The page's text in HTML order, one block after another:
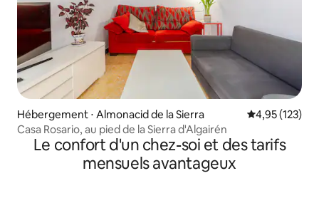
Hébergement ⋅ Almonacid de la Sierra Évaluation
4,95 (123)
Casa Rosario, au pied de la Sierra d'Algairén
Le confort d'un chez-soi et des tarifs
mensuels avantageux